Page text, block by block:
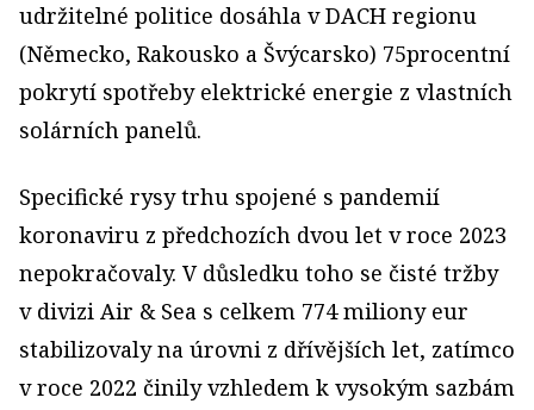
udržitelné politice dosáhla v DACH regionu
(Německo, Rakousko a Švýcarsko) 75procentní
pokrytí spotřeby elektrické energie z vlastních
solárních panelů.
Specifické rysy trhu spojené s pandemií
koronaviru z předchozích dvou let v roce 2023
nepokračovaly. V důsledku toho se čisté tržby
v divizi Air & Sea s celkem 774 miliony eur
stabilizovaly na úrovni z dřívějších let, zatímco
v roce 2022 činily vzhledem k vysokým sazbám